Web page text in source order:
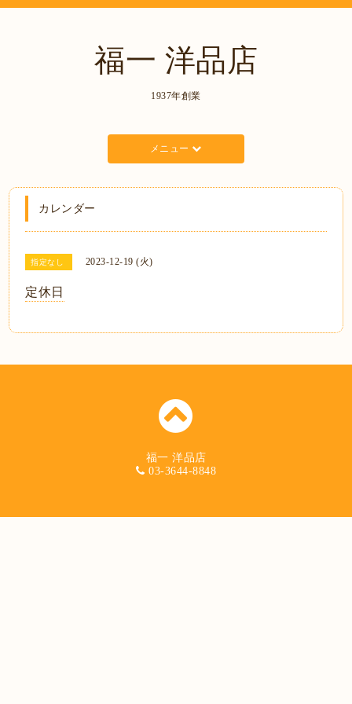
福一 洋品店
1937年創業
メニュー
カレンダー
指定なし 2023-12-19 (火)
定休日
福一 洋品店
03-3644-8848